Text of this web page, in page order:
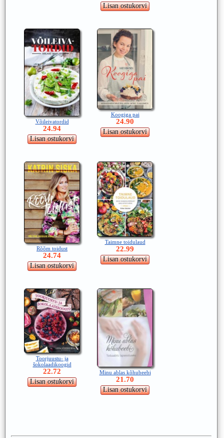
Võileivatordid
24.94
Koogiga pai
24.90
Rõõm toidust
24.74
Taimne toidulaud
22.99
Toorjuustu- ja
šokolaadikoogid
22.72 Minu ablas kõhubeebi
21.70